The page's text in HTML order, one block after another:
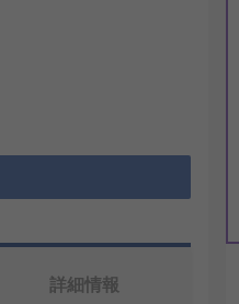
詳細情報